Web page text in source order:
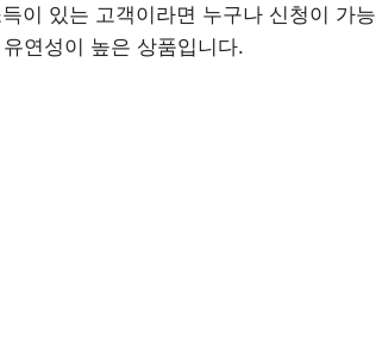
이 있는 고객이라면 누구나 신청이 가능
연성이 높은 상품입니다.